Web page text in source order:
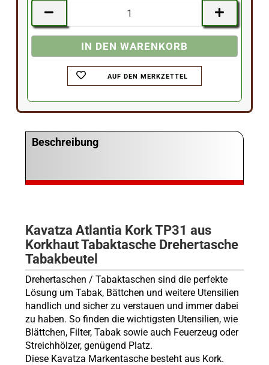
AUF DEN MERKZETTEL
Beschreibung
Kavatza Atlantia Kork TP31 aus
Korkhaut Tabaktasche Drehertasche
Tabakbeutel
Drehertaschen / Tabaktaschen sind die perfekte
Lösung um Tabak, Bättchen und weitere Utensilien
handlich und sicher zu verstauen und immer dabei
zu haben. So finden die wichtigsten Utensilien, wie
Blättchen, Filter, Tabak sowie auch Feuerzeug oder
Streichhölzer, genügend Platz.
Diese Kavatza Markentasche besteht aus Kork.